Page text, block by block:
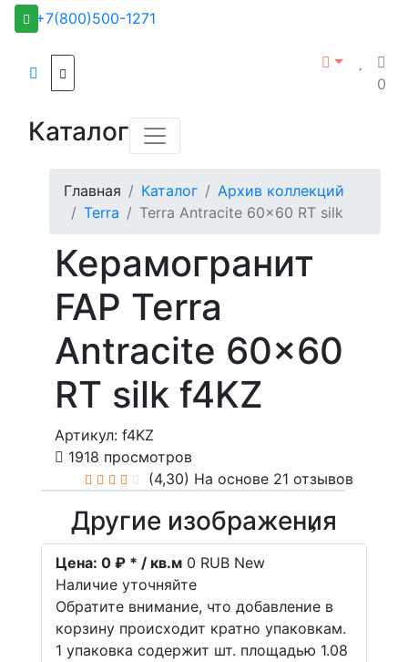
+7(800)500-1271
0
Каталог
Главная Каталог
Архив коллекций
Terra
Terra Antracite 60x60 RT silk
Керамогранит
FAP Terra
Antracite 60x60
RT silk f4KZ
Артикул: f4KZ
1918 просмотров
(4,30) На основе 21 отзывов
Другие изображения
Цена: 0 ₽ * / кв.м 0 RUB New
Наличие уточняйте
Обратите внимание, что добавление в
корзину происходит кратно упаковкам.
1 упаковка содержит шт. площадью 1.08